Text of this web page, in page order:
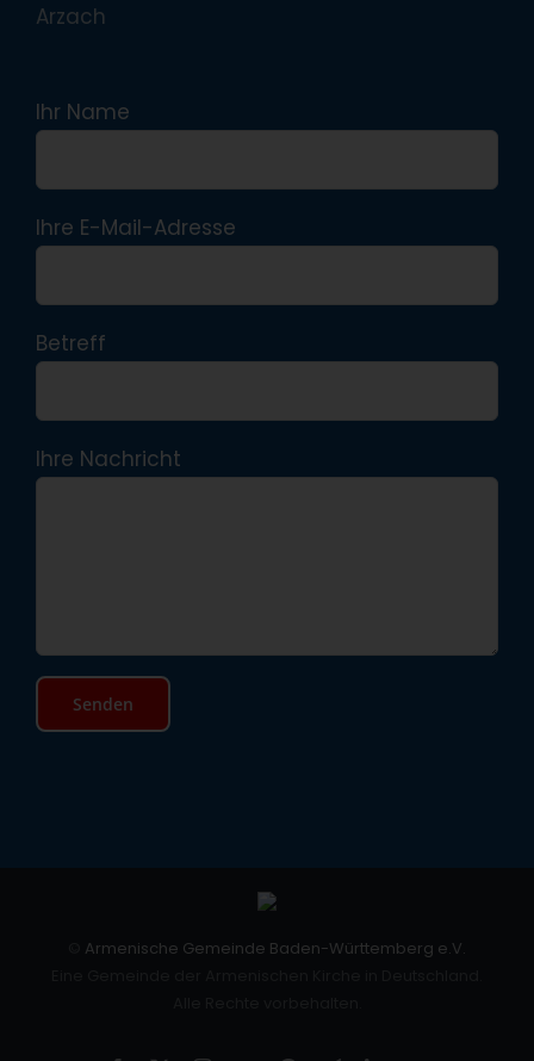
Arzach
Ihr Name
Ihre E-Mail-Adresse
Betreff
Ihre Nachricht
Armenische Gemeinde Baden-Württemberg e.V.